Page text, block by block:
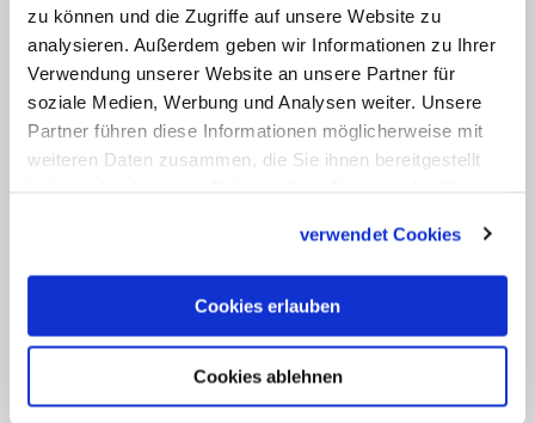
zu können und die Zugriffe auf unsere Website zu
analysieren. Außerdem geben wir Informationen zu Ihrer
Verwendung unserer Website an unsere Partner für
soziale Medien, Werbung und Analysen weiter. Unsere
Partner führen diese Informationen möglicherweise mit
weiteren Daten zusammen, die Sie ihnen bereitgestellt
verwendet Cookies
Cookies erlauben
Cookies ablehnen
Bistum nicht bekannt.
In der vergangenen Woche hatte Genn in
einemOffenen Brief an die Gläubigen
seines BistumsFehler im Umgang mit
Missbrauchsfall eingestanden und sich
Verantwortung als Bischof von Münster
muss ich in diesem Fall deutlich sagen:
Ich habe Fehler gemacht!", schrieb der
Oberhirte. Transparenz beim Thema